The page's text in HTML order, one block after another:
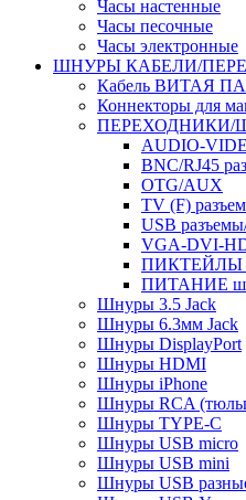
Часы настенные
Часы песочные
Часы электронные
ШНУРЫ КАБЕЛИ/
Кабель ВИТАЯ
Коннекторы для
ПЕРЕХОДНИКИ/
AUDIO-
BNC/RJ45
OTG/AUX
TV (F)
USB
VGA-DVI-
ПИКТЕЙЛЫ
ПИТАНИЕ
Шнуры 3.5 Jack
Шнуры 6.3мм Jack
Шнуры DisplayPort
Шнуры HDMI
Шнуры iPhone
Шнуры RCA
Шнуры TYPE-C
Шнуры USB micro
Шнуры USB mini
Шнуры USB